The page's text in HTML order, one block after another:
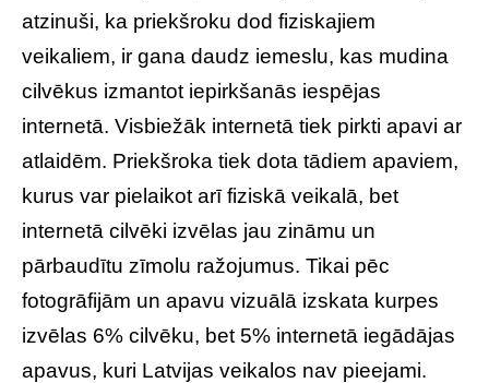
atzinuši, ka priekšroku dod fiziskajiem
veikaliem, ir gana daudz iemeslu, kas mudina
cilvēkus izmantot iepirkšanās iespējas
internetā. Visbiežāk internetā tiek pirkti apavi ar
atlaidēm. Priekšroka tiek dota tādiem apaviem,
kurus var pielaikot arī fiziskā veikalā, bet
internetā cilvēki izvēlas jau zināmu un
pārbaudītu zīmolu ražojumus. Tikai pēc
fotogrāfijām un apavu vizuālā izskata kurpes
izvēlas 6% cilvēku, bet 5% internetā iegādājas
apavus, kuri Latvijas veikalos nav pieejami.